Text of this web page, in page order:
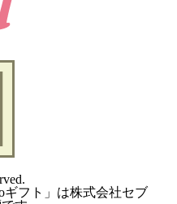
ギフト」は株式会社セブ